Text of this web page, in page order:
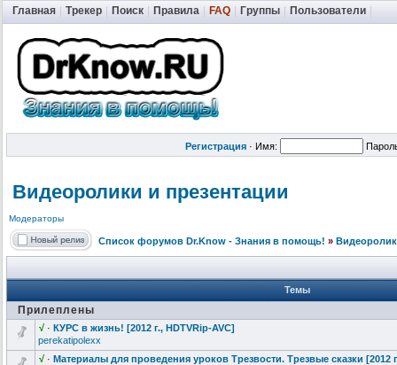
Главная Трекер Поиск Правила FAQ Группы Пользователи
Регистрация · Имя:
Видеоролики и презентации
Модераторы
Список форумов Dr.Know - Знания в помощь! »
Темы
Прилеплены
√ · КУРС в жизнь! [2012 г., HDTVRip-AVC]
perekatipolexx
√ · Материалы для проведения уроков Трезвости. Трезвые сказки [2012